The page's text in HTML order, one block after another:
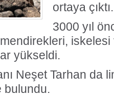
ortaya çıktı.
3000 yıl
iskelesi
yükseldi.
Neşet Tarhan da
bulundu.